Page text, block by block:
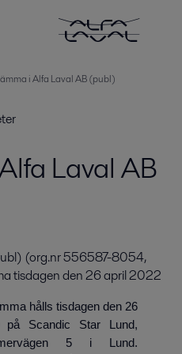
i Alfa Laval AB (publ)
Laval AB
(org.nr 556587-8054,
tisdagen den 26 april 2022
hålls tisdagen den 26
Scandic Star Lund,
5 i Lund.